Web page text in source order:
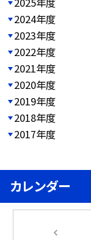
2024年度
2023年度
2022年度
2021年度
2020年度
2019年度
2018年度
2017年度
カレンダー